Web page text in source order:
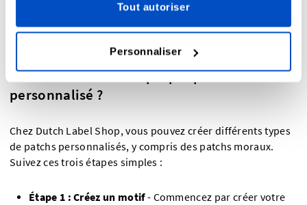
Tout autoriser
Personnaliser
et les couleurs que vous souhaitez pour votre motif,
contrairement à d'autres. Si vous ne savez pas quel
Comment créer mon propre patch
personnalisé ?
Chez Dutch Label Shop, vous pouvez créer différents types
de patchs personnalisés, y compris des patchs moraux.
Suivez ces trois étapes simples :
Étape 1 : Créez un motif- Commencez par créer votre